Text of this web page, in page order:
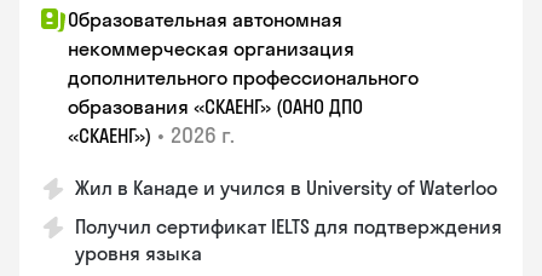
Образовательная автономная
некоммерческая организация
дополнительного профессионального
образования «СКАЕНГ» (ОАНО ДПО
«СКАЕНГ») • 2026 г.
Жил в Канаде и учился в University of Waterloo
Получил сертификат IELTS для подтверждения
уровня языка